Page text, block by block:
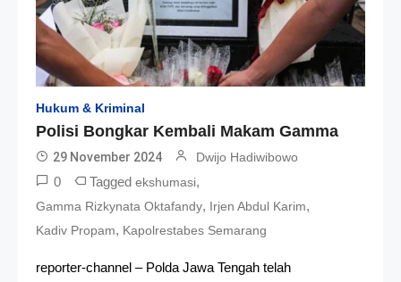
Hukum & Kriminal
Polisi Bongkar Kembali Makam Gamma
29 November 2024 Dwijo Hadiwibowo
0 Tagged ekshumasi,
Gamma Rizkynata Oktafandy, Irjen Abdul Karim,
Kadiv Propam, Kapolrestabes Semarang
reporter-channel – Polda Jawa Tengah telah